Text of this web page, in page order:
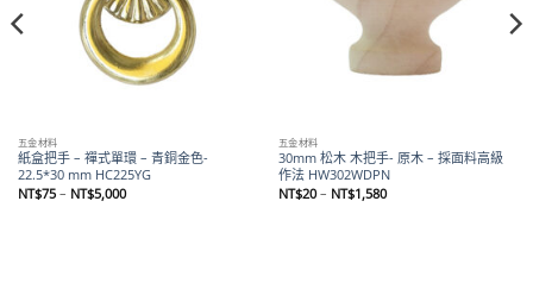
五金材料
紙盒把手 – 禪式單環 – 青銅金色-
22.5*30 mm HC225YG
NT$75 – NT$5,000價
格
五金材料
30mm 松木 木把手- 原木 – 採面料高級
作法 HW302WDPN
NT$20 – NT$1,580價
格